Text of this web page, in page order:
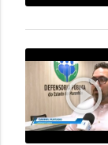
play_circle_outline